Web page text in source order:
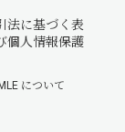
法に基づく表
個人情報保護
について